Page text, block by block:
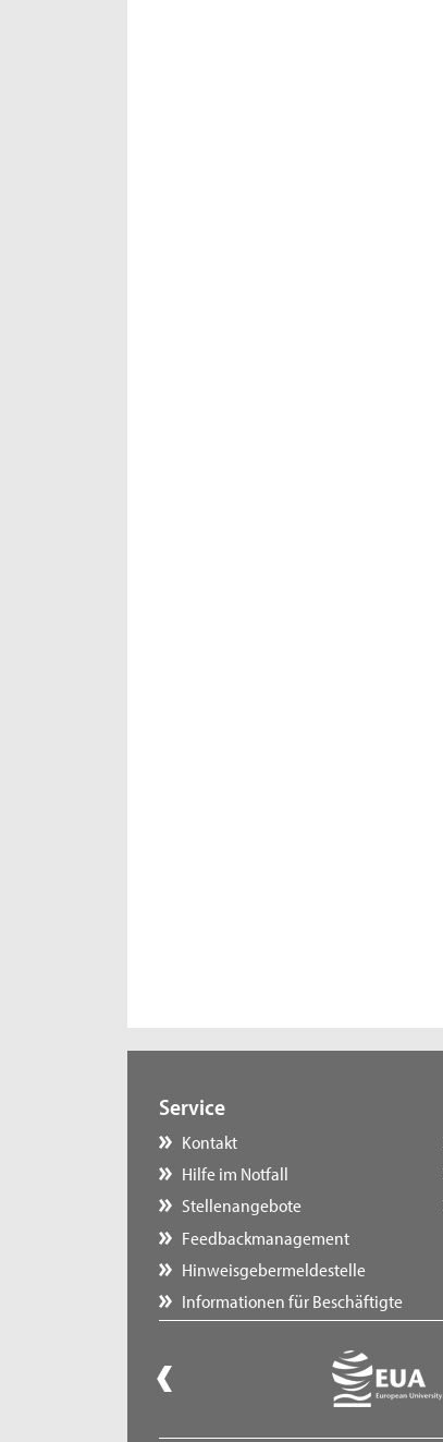
Service
Kontakt
Hilfe im Notfall
Stellenangebote
Feedbackmanagement
Hinweisgebermeldestelle
Informationen für Beschäftigte